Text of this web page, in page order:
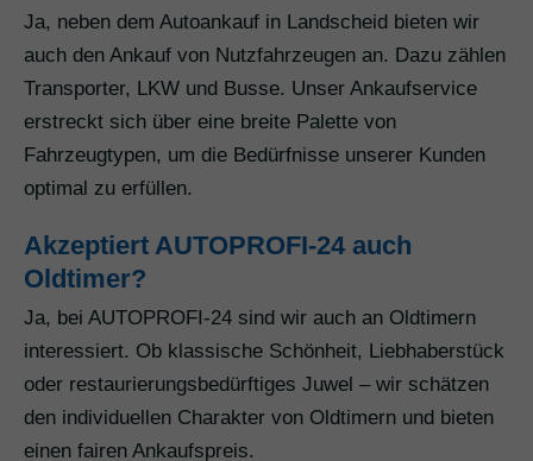
Ja, neben dem Autoankauf in Landscheid bieten wir
auch den Ankauf von Nutzfahrzeugen an. Dazu zählen
Transporter, LKW und Busse. Unser Ankaufservice
erstreckt sich über eine breite Palette von
Fahrzeugtypen, um die Bedürfnisse unserer Kunden
optimal zu erfüllen.
Akzeptiert AUTOPROFI-24 auch
Oldtimer?
Ja, bei AUTOPROFI-24 sind wir auch an Oldtimern
interessiert. Ob klassische Schönheit, Liebhaberstück
oder restaurierungsbedürftiges Juwel – wir schätzen
den individuellen Charakter von Oldtimern und bieten
einen fairen Ankaufspreis.